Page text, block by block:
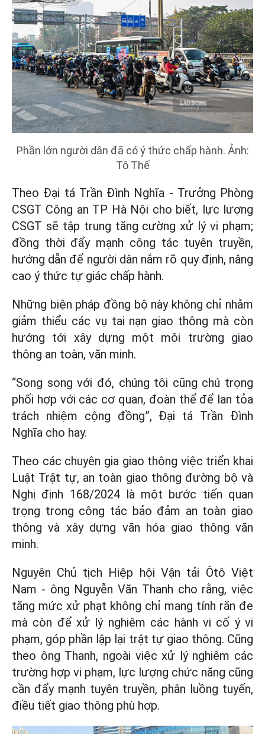
Phần lớn người dân đã có ý thức chấp hành. Ảnh:
Tô Thế
Theo Đại tá Trần Đình Nghĩa - Trưởng Phòng
CSGT Công an TP Hà Nội cho biết, lực lượng
CSGT sẽ tập trung tăng cường xử lý vi phạm;
đồng thời đẩy mạnh công tác tuyên truyền,
hướng dẫn để người dân nắm rõ quy định, nâng
cao ý thức tự giác chấp hành.
Những biện pháp đồng bộ này không chỉ nhằm
giảm thiểu các vụ tai nạn giao thông mà còn
hướng tới xây dựng một môi trường giao
thông an toàn, văn minh.
“Song song với đó, chúng tôi cũng chú trọng
phối hợp với các cơ quan, đoàn thể để lan tỏa
trách nhiệm cộng đồng”, Đại tá Trần Đình
Nghĩa cho hay.
Theo các chuyên gia giao thông việc triển khai
Luật Trật tự, an toàn giao thông đường bộ và
Nghị định 168/2024 là một bước tiến quan
trọng trong công tác bảo đảm an toàn giao
thông và xây dựng văn hóa giao thông văn
minh.
Nguyên Chủ tịch Hiệp hội Vận tải Ôtô Việt
Nam - ông Nguyễn Văn Thanh cho rằng, việc
tăng mức xử phạt không chỉ mang tính răn đe
mà còn để xử lý nghiêm các hành vi cố ý vi
phạm, góp phần lập lại trật tự giao thông. Cũng
theo ông Thanh, ngoài việc xử lý nghiêm các
trường hợp vi phạm, lực lượng chức năng cũng
cần đẩy mạnh tuyên truyền, phân luồng tuyến,
điều tiết giao thông phù hợp.